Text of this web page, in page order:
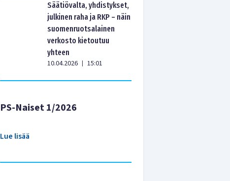
Säätiövalta, yhdistykset,
julkinen raha ja RKP – näin
suomenruotsalainen
verkosto kietoutuu
yhteen
10.04.2026 | 15:01
PS-Naiset 1/2026
Lue lisää